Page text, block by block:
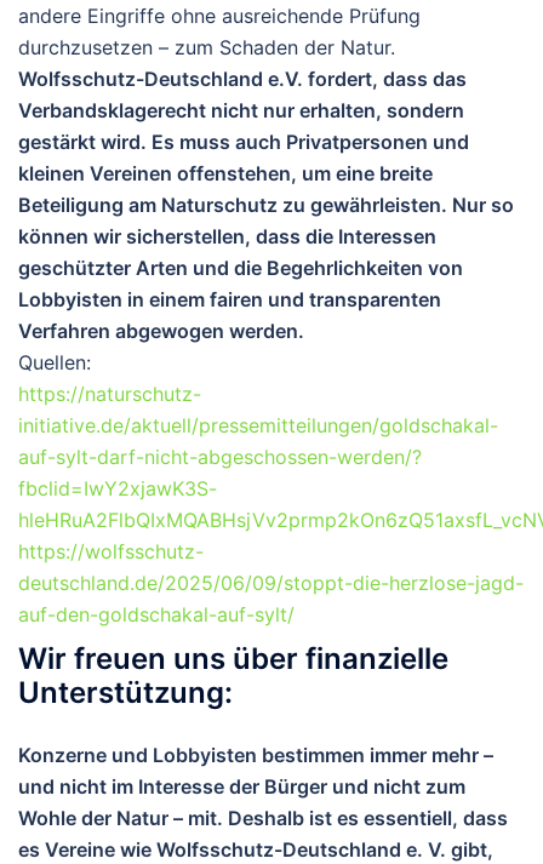
andere Eingriffe ohne ausreichende Prüfung
durchzusetzen – zum Schaden der Natur.
Wolfsschutz-Deutschland e.V. fordert, dass das
Verbandsklagerecht nicht nur erhalten, sondern
gestärkt wird. Es muss auch Privatpersonen und
kleinen Vereinen offenstehen, um eine breite
Beteiligung am Naturschutz zu gewährleisten. Nur so
können wir sicherstellen, dass die Interessen
geschützter Arten und die Begehrlichkeiten von
Lobbyisten in einem fairen und transparenten
Verfahren abgewogen werden.
Quellen:
https://naturschutz-
initiative.de/aktuell/pressemitteilungen/goldschakal-
auf-sylt-darf-nicht-abgeschossen-werden/?
fbclid=IwY2xjawK3S-
https://wolfsschutz-
deutschland.de/2025/06/09/stoppt-die-herzlose-jagd-
auf-den-goldschakal-auf-sylt/
Wir freuen uns über finanzielle
Unterstützung:
Konzerne und Lobbyisten bestimmen immer mehr –
und nicht im Interesse der Bürger und nicht zum
Wohle der Natur – mit. Deshalb ist es essentiell, dass
es Vereine wie Wolfsschutz-Deutschland e. V. gibt,